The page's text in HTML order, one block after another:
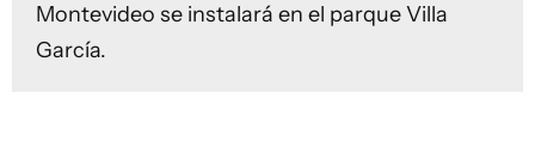
Montevideo se instalará en el parque Villa
García.